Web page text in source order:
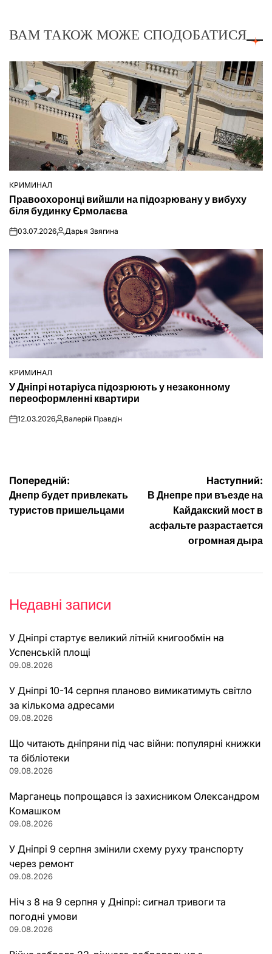
ВАМ ТАКОЖ МОЖЕ СПОДОБАТИСЯ
ОПУБЛІКУВАТИ
КРИМИНАЛ
Правоохоронці вийшли на підозрювану у вибуху
біля будинку Єрмолаєва
on03.07.2026Опубліковано
Дарья Звягина
ОПУБЛІКУВАТИ
У
КРИМИНАЛ
У Дніпрі нотаріуса підозрюють у незаконному
переоформленні квартири
on12.03.2026Опубліковано
Валерій Правдін
Навігація
записів
Попередній:
Днепр будет привлекать
туристов пришельцами
Наступний:
В Днепре при въезде на
Кайдакский мост в
асфальте разрастается
огромная дыра
Недавні записи
У Дніпрі стартує великий літній книгообмін на
Успенській площі
09.08.2026
У Дніпрі 10-14 серпня планово вимикатимуть світло
за кількома адресами
09.08.2026
Що читають дніпряни під час війни: популярні книжки
та бібліотеки
09.08.2026
Марганець попрощався із захисником Олександром
Комашком
09.08.2026
У Дніпрі 9 серпня змінили схему руху транспорту
через ремонт
09.08.2026
Ніч з 8 на 9 серпня у Дніпрі: сигнал тривоги та
погодні умови
09.08.2026